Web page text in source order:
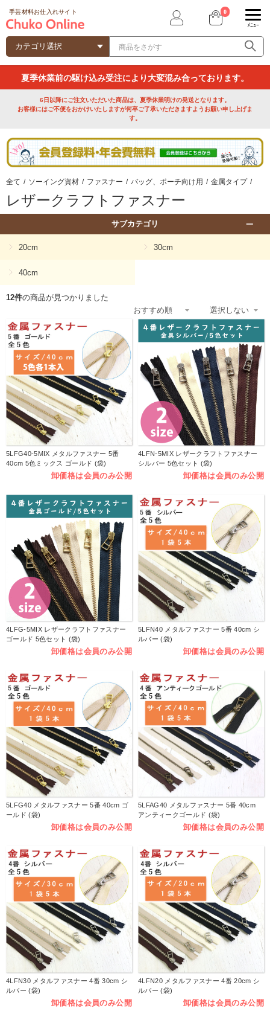
手芸材料お仕入れサイト 0
ﾒﾆｭｰ
夏季休業前の駆け込み受注により大変混み合っております。
6日以降にご注文いただいた商品は、夏季休業明けの発送となります。
お客様にはご不便をおかけいたしますが何卒ご了承いただきますようお願い申し上げま
す。
全て / ソーイング資材 / ファスナー / バッグ、ポーチ向け用 / 金属タイプ /
レザークラフトファスナー
サブカテゴリ
20cm 30cm
40cm
12件の商品が見つかりました
5LFG40-5MIX メタルファスナー 5番
40cm 5色ミックス ゴールド (袋)
卸価格は会員のみ公開
4LFN-5MIX レザークラフトファスナー
シルバー 5色セット (袋)
卸価格は会員のみ公開
4LFG-5MIX レザークラフトファスナー
ゴールド 5色セット (袋)
卸価格は会員のみ公開
5LFN40 メタルファスナー 5番 40cm シ
ルバー (袋)
卸価格は会員のみ公開
5LFG40 メタルファスナー 5番 40cm ゴ
ールド (袋)
卸価格は会員のみ公開
5LFAG40 メタルファスナー 5番 40cm
アンティークゴールド (袋)
卸価格は会員のみ公開
4LFN30 メタルファスナー 4番 30cm シ
ルバー (袋)
卸価格は会員のみ公開
4LFN20 メタルファスナー 4番 20cm シ
ルバー (袋)
卸価格は会員のみ公開